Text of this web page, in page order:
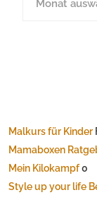
Malkurs für Kinder
Mamaboxen
Mein Kilokampf0
Style up your life